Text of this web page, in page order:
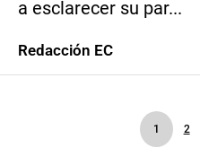
a esclarecer su par...
Redacción EC
1 2